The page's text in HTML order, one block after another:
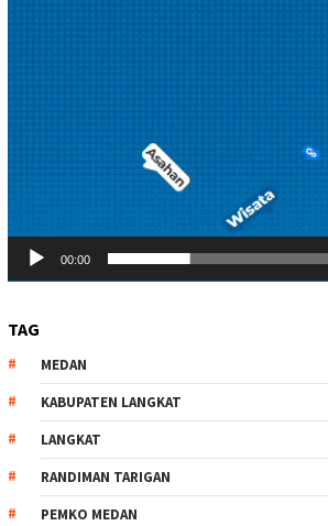
00:00
TAG
MEDAN
KABUPATEN LANGKAT
LANGKAT
RANDIMAN TARIGAN
PEMKO MEDAN